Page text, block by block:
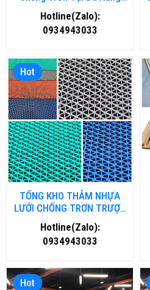
Chất Lượng, Giá Rẻ
Hotline(Zalo):
0934943033
Hot
TỔNG KHO THẢM NHỰA
LƯỚI CHỐNG TRƠN TRƯỢT
TẠI HỒ CHÍ MINH
Hotline(Zalo):
0934943033
Hot